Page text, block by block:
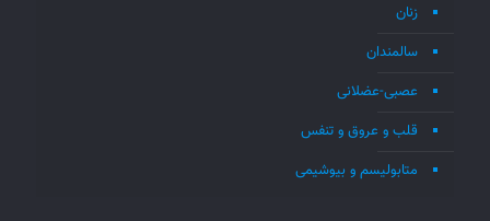
زنان
سالمندان
عصبی-عضلانی
قلب و عروق و تنفس
متابولیسم و بیوشیمی